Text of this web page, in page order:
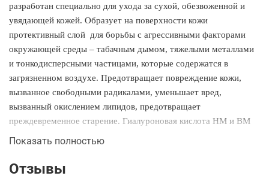
разработан специально для ухода за сухой, обезвоженной и
увядающей кожей. Образует на поверхности кожи
протективный слой для борьбы с агрессивными факторами
окружающей среды – табачным дымом, тяжелыми металлами
и тонкодисперсными частицами, которые содержатся в
загрязненном воздухе. Предотвращает повреждение кожи,
вызванное свободными радикалами, уменьшает вред,
вызванный окислением липидов, предотвращает
преждевременное старение. Гиалуроновая кислота НМ и ВМ
глубоко проникают в кожу, вызывая активацию фермента
питает кожу ценными витаминами A, D, E, придает упругость
Показать полностью
Отзывы